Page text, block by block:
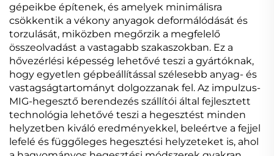
gépeikbe építenek, és amelyek minimálisra
csökkentik a vékony anyagok deformálódását és
torzulását, miközben megőrzik a megfelelő
összeolvadást a vastagabb szakaszokban. Ez a
hővezérlési képesség lehetővé teszi a gyártóknak,
hogy egyetlen gépbeállítással szélesebb anyag- és
vastagságtartományt dolgozzanak fel. Az impulzus-
MIG-hegesztő berendezés szállítói által fejlesztett
technológia lehetővé teszi a hegesztést minden
helyzetben kiváló eredményekkel, beleértve a fejjel
lefelé és függőleges hegesztési helyzeteket is, ahol